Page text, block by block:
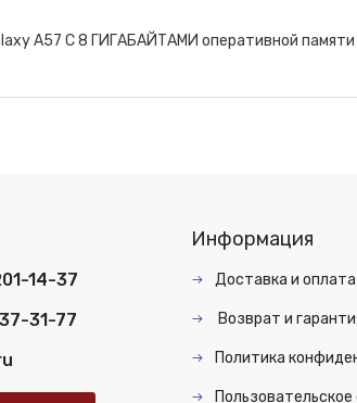
A57 С 8 ГИГАБАЙТАМИ оперативной
14-37
31-77
Информация
Доставка и оплата
Возврат и
Политика